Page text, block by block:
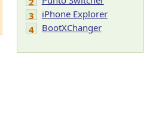
3
iPhone Explorer
4
BootXChanger